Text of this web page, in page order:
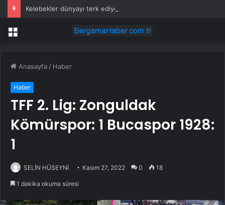
Kelebekler dünyayı terk ediyor
Menü
Anasayfa / Haber
Haber
TFF 2. Lig: Zonguldak
Kömürspor: 1 Bucaspor 1928:
1
SELİN HÜSEYNİ Kasım 27, 2022 0 18
1 dakika okuma süresi